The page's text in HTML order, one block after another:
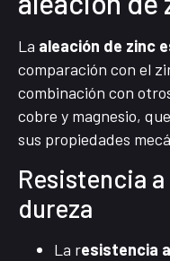
La aleación de zinc
comparación con el
combinación con
cobre y magnesio,
sus propiedades
Resistencia
dureza
La resistencia